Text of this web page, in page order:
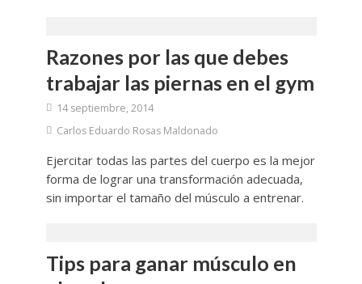
Razones por las que debes
trabajar las piernas en el gym
14 septiembre, 2014
Carlos Eduardo Rosas Maldonado
Ejercitar todas las partes del cuerpo es la mejor
forma de lograr una transformación adecuada,
sin importar el tamaño del músculo a entrenar.
Tips para ganar músculo en